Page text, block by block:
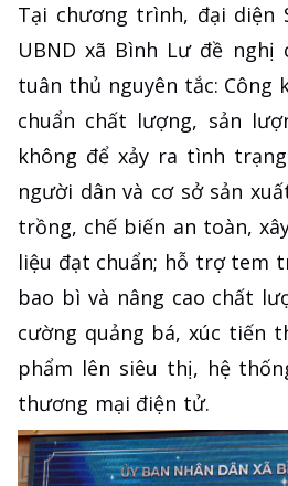
Tại chương trình, đại diện
UBND xã Bình Lư đề nghị
tuân thủ nguyên tắc: Công
chuẩn chất lượng, sản
không để xảy ra tình
người dân và cơ sở sản
trồng, chế biến an toàn,
liệu đạt chuẩn; hỗ trợ tem
bao bì và nâng cao chất
cường quảng bá, xúc tiến
phẩm lên siêu thị, hệ
thương mại điện tử.